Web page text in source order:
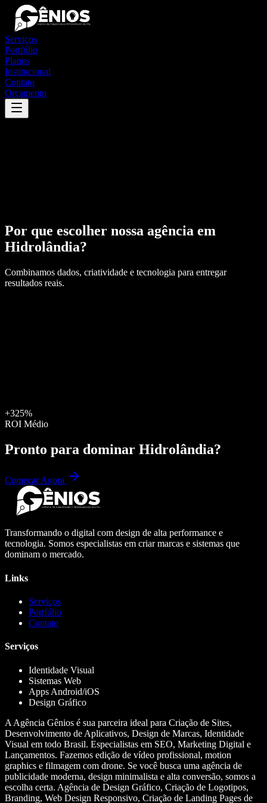
Serviços
Portfólio
Planos
Institucional
Contato
Orçamento
Por que escolher nossa agência em
Hidrolândia?
Combinamos dados, criatividade e tecnologia para entregar
resultados reais.
+325%
ROI Médio
Pronto para dominar Hidrolândia?
Começar Agora
Transformando o digital com design de alta performance e
tecnologia. Somos especialistas em criar marcas e sistemas que
dominam o mercado.
Links
Serviços
Portfólio
Contato
Serviços
Identidade Visual
Sistemas Web
Apps Android/iOS
Design Gráfico
A Agência Gênios é sua parceira ideal para Criação de Sites,
Desenvolvimento de Aplicativos, Design de Marcas, Identidade
Visual em todo Brasil. Especialistas em SEO, Marketing Digital e
Lançamentos. Fazemos edição de vídeo profissional, motion
graphics e filmagem com drone. Se você busca uma agência de
publicidade moderna, design minimalista e alta conversão, somos a
escolha certa. Agência de Design Gráfico, Criação de Logotipos,
Branding, Web Design Responsivo, Criação de Landing Pages de